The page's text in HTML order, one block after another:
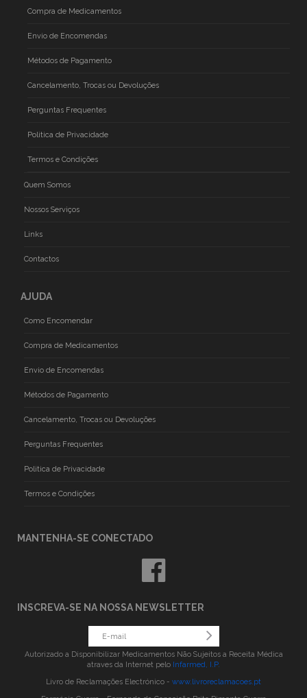
Compra de Medicamentos
Envio de Encomendas
Métodos de Pagamento
Cancelamento, Trocas ou Devoluções
Perguntas Frequentes
Politica de Privacidade
Termos e Condições
Quem Somos
Nossos Serviços
Links
Contactos
AJUDA
Como Encomendar
Compra de Medicamentos
Envio de Encomendas
Métodos de Pagamento
Cancelamento, Trocas ou Devoluções
Perguntas Frequentes
Politica de Privacidade
Termos e Condições
MANTENHA-SE CONECTADO
INSCREVA-SE NA NOSSA NEWSLETTER
Autorizado a Disponibilizar Medicamentos Não Sujeitos a Receita Médica
atraves da Internet pelo Infarmed, I.P.
Livro de Reclamações Electrónico - www.livroreclamacoes.pt